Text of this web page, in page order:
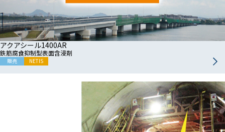
アクアシール1400AR
鉄筋腐食抑制型表面含浸剤
販売 NETIS